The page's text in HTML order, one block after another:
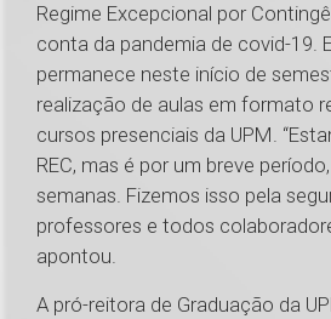
Regime Excepcional por
conta da pandemia de covid-19.
permanece neste início de
realização de aulas em formato
cursos presenciais da UPM.
REC, mas é por um breve
semanas. Fizemos isso pela
professores e todos
apontou.
A pró-reitora de Graduação da